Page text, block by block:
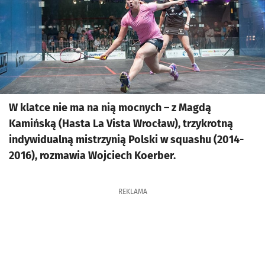
W klatce nie ma na nią mocnych – z Magdą
Kamińską (Hasta La Vista Wrocław), trzykrotną
indywidualną mistrzynią Polski w squashu (2014-
2016), rozmawia Wojciech Koerber.
REKLAMA